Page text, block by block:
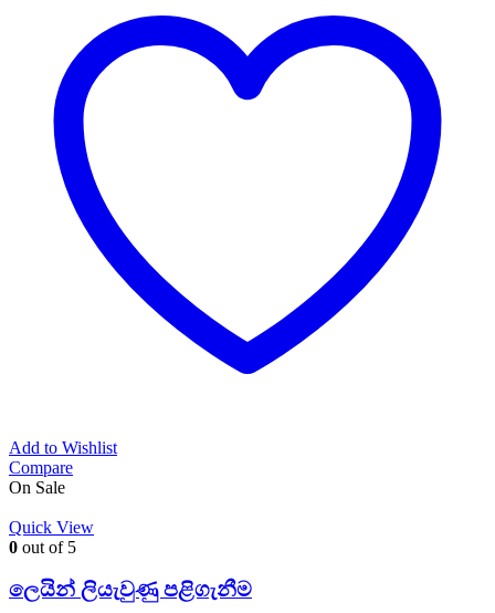
Add to Wishlist
Compare
On Sale
Quick View
0 out of 5
ලෙයින් ලියැවුණු පළිගැනීම